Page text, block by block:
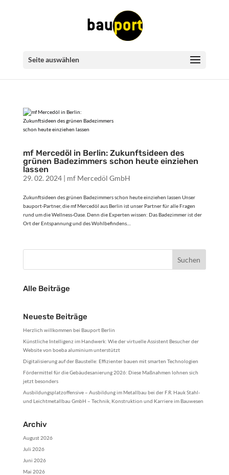
Seite auswählen
mf Mercedöl in Berlin: Zukunftsideen des
grünen Badezimmers schon heute einziehen
lassen
29. 02. 2024| mf Mercedöl GmbH
Zukunftsideen des grünen Badezimmers schon heute einziehen lassen Unser
bauport-Partner, die mf Mercedöl aus Berlin ist unser Partner für alle Fragen
rund um die Wellness-Oase. Denn die Experten wissen: Das Badezimmer ist der
Ort der Entspannung und des Wohlbefindens....
Alle Beiträge
Neueste Beiträge
Herzlich willkommen bei Bauport Berlin
Künstliche Intelligenz im Handwerk: Wie der virtuelle Assistent Besucher der
Website von boeba aluminium unterstützt
Digitalisierung auf der Baustelle: Effizienter bauen mit smarten Technologien
Fördermittel für die Gebäudesanierung 2026: Diese Maßnahmen lohnen sich
jetzt besonders
Ausbildungsplatzoffensive – Ausbildung im Metallbau bei der F.R. Hauk Stahl-
und Leichtmetallbau GmbH – Technik, Konstruktion und Karriere im Bauwesen
Archiv
August 2026
Juli 2026
Juni 2026
Mai 2026